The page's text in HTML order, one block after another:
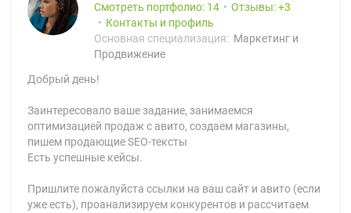
Смотреть портфолио: 14 Отзывы:
3
Контакты и профиль
Основная специализация: Маркетинг и
Продвижение
Добрый день!
Заинтересовало ваше задание, занимаемся
оптимизацией продаж с авито, создаем магазины,
пишем продающие SEO-тексты
Есть успешные кейсы.
Пришлите пожалуйста ссылки на ваш сайт и авито (если
уже есть), проанализируем конкурентов и рассчитаем